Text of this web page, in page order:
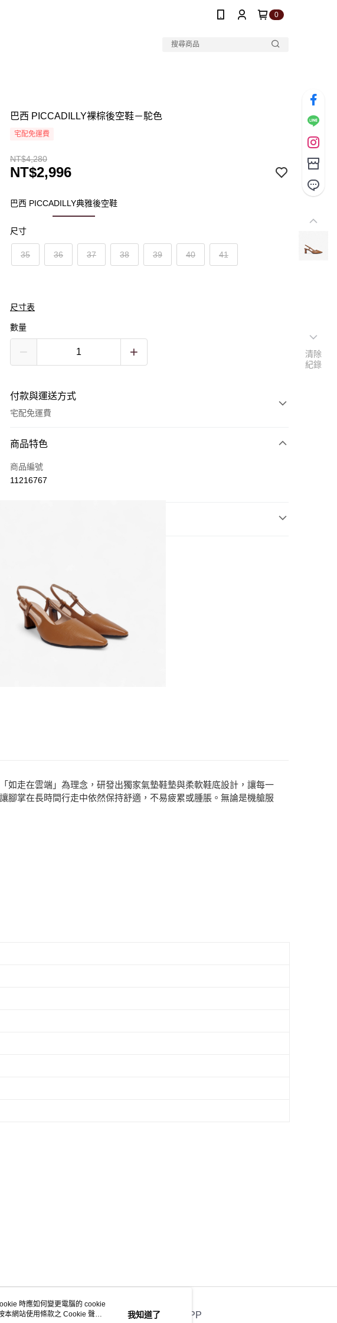
0
巴西 PICCADILLY裸棕後空鞋－駝色
宅配免運費
NT$4,280
NT$2,996
巴西 PICCADILLY典雅後空鞋
尺寸
35 36 37 38 39 40 41
尺寸表
數量
付款與運送方式
宅配免運費
付款方式
信用卡一次付款
運送方式
宅配
免運費
商品特色
商品編號
11216767
如走在雲端」為理念，研發出獨家氣墊鞋墊與柔軟鞋底設計，讓每一
腳掌在長時間行走中依然保持舒適，不易疲累或腫脹。無論是機艙服
服資訊 官方APP
清除
紀錄
時應如何變更電腦的 cookie
本網站使用條款之 Cookie 聲明
我知道了